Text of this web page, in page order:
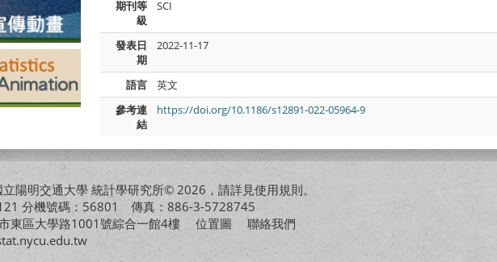
期刊等
級
SCI
發表日
期
2022-11-17
語言
英文
參考連
結
https://doi.org/10.1186/s12891-022-05964-9
陽明交通大學 統計學研究所© 2026，請詳見使用規則。
分機號碼：56801 傳真：886-3-5728745
東區大學路1001號綜合一館4樓 位置圖
聯絡我們